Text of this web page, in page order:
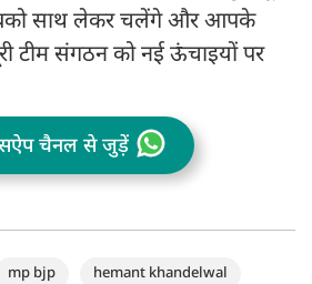
साथ लेकर चलेंगे और आपके
टीम संगठन को नई ऊंचाइयों पर
चैनल से जुड़ें
mp bjp
hemant khandelwal